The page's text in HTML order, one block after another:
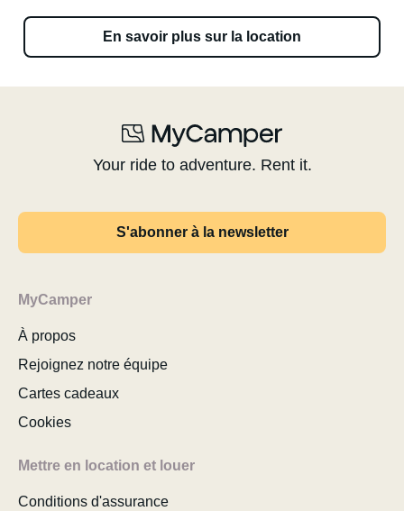
En savoir plus sur la location
Your ride to adventure. Rent it.
S'abonner à la newsletter
MyCamper
À propos
Rejoignez notre équipe
Cartes cadeaux
Cookies
Mettre en location et louer
Conditions d'assurance